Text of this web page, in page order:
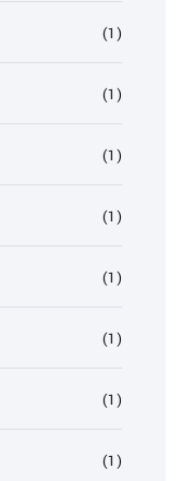
(1)
(1)
(1)
(1)
(1)
(1)
(1)
(1)